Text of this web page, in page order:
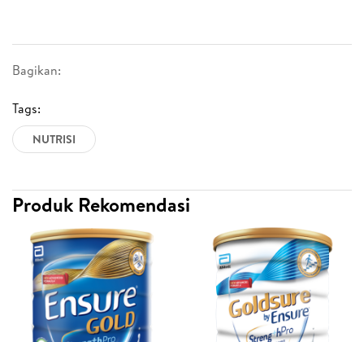
Bagikan:
Tags:
NUTRISI
Produk Rekomendasi